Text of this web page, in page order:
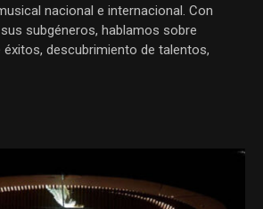
nacional e internacional. Con
subgéneros, hablamos sobre
descubrimiento de talentos,